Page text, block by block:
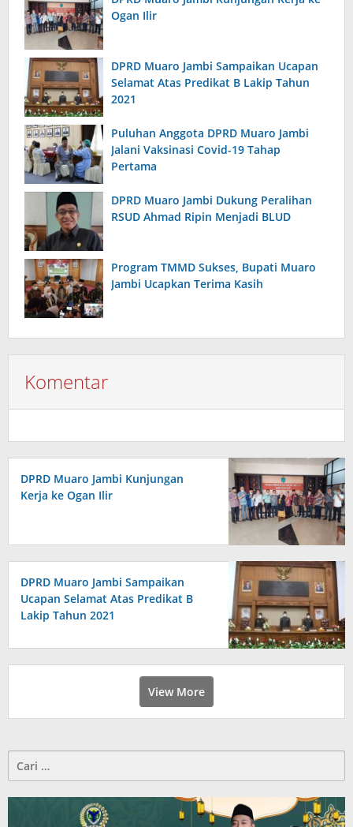
Ogan Ilir
DPRD Muaro Jambi Sampaikan Ucapan
Selamat Atas Predikat B Lakip Tahun
2021
Puluhan Anggota DPRD Muaro Jambi
Jalani Vaksinasi Covid-19 Tahap
Pertama
DPRD Muaro Jambi Dukung Peralihan
RSUD Ahmad Ripin Menjadi BLUD
Program TMMD Sukses, Bupati Muaro
Jambi Ucapkan Terima Kasih
Komentar
DPRD Muaro Jambi Kunjungan
Kerja ke Ogan Ilir
DPRD Muaro Jambi Sampaikan
Ucapan Selamat Atas Predikat B
Lakip Tahun 2021
View More
Cari